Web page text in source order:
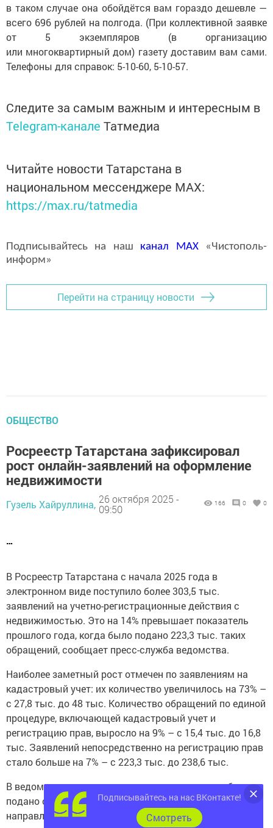
в таком случае она обойдётся вам гораздо дешевле —
всего 696 рублей на полгода. (При коллективной заявке
от 5 экземпляров (в организацию
или многоквартирный дом) газету доставим вам сами.
Телефоны для справок: 5-10-60, 5-10-57.
Следите за самым важным и интересным в
Telegram-канале Татмедиа
Читайте новости Татарстана в
национальном мессенджере MАХ:
https://max.ru/tatmedia
Подписывайтесь на наш канал MAX«Чистополь-
информ»
Перейти на страницу новости
ОБЩЕСТВО
Росреестр Татарстана зафиксировал
рост онлайн-заявлений на оформление
недвижимости
Гузель Хайруллина, 26 октября 2025 -
09:50
166 0 0
…
В Росреестр Татарстана с начала 2025 года в
электронном виде поступило более 303,5 тыс.
заявлений на учетно-регистрационные действия с
недвижимостью. Это на 14% превышает показатель
прошлого года, когда было подано 223,3 тыс. таких
обращений, сообщает пресс-служба ведомства.
Наиболее заметный рост отмечен по заявлениям на
кадастровый учет: их количество увеличилось на 73% –
с 27,8 тыс. до 48 тыс. Количество обращений по единой
процедуре, включающей кадастровый учет и
регистрацию прав, выросло на 9% – с 15,4 тыс. до 16,8
тыс. Заявлений непосредственно на регистрацию прав
стало больше на 7% – с 223,3 тыс. до 238,6 тыс.
В ведомстве уточнили, что с начала года всего было
подано около 450 тыс. заявлений, из которых 68%
направлены дистанционно. По словам заместителя
Подписывайтесь на нас ВКонтакте!
Cмотреть